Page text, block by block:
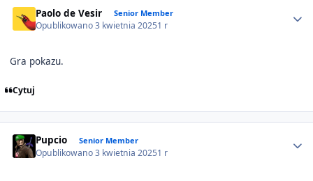
Paolo de Vesir Senior Member
Opublikowano3 kwietnia 20251 r
Gra pokazu.
Cytuj
Pupcio Senior Member
Opublikowano3 kwietnia 20251 r